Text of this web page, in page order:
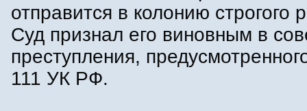
отправится в колонию строгого
Суд признал его виновным в
преступления,
111 УК РФ.